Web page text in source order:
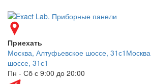
Приехать
Москва, Алтуфьевское шоссе, 31с1
шоссе, 31с1
Пн - Сб с 9:00 до 20:00